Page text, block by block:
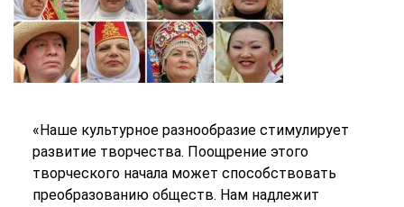
«Наше культурное разнообразие стимулирует
развитие творчества. Поощрение этого
творческого начала может способствовать
преобразованию обществ. Нам надлежит